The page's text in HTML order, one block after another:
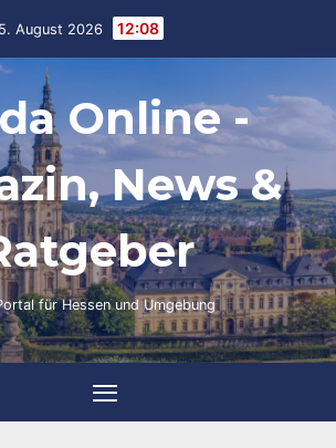
5. August 2026 12:08
Online -
News &
für Hessen und Umgebung